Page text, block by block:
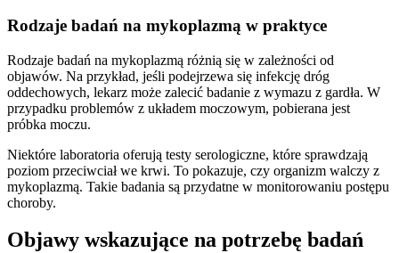
Rodzaje badań na mykoplazmą w praktyce
Rodzaje badań na mykoplazmą różnią się w zależności od
objawów. Na przykład, jeśli podejrzewa się infekcję dróg
oddechowych, lekarz może zalecić badanie z wymazu z gardła. W
przypadku problemów z układem moczowym, pobierana jest
próbka moczu.
Niektóre laboratoria oferują testy serologiczne, które sprawdzają
poziom przeciwciał we krwi. To pokazuje, czy organizm walczy z
mykoplazmą. Takie badania są przydatne w monitorowaniu postępu
choroby.
Objawy wskazujące na potrzebę badań